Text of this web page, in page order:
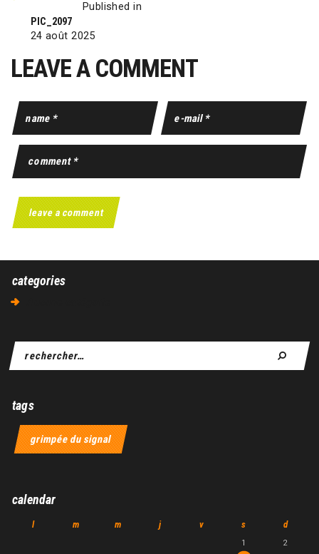
Published in
PIC_2097
24 août 2025
LEAVE A COMMENT
categories
tags
grimpée du signal
calendar
l m m j v s d
1
2